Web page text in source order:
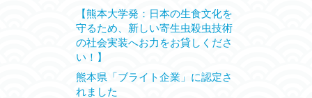
【熊本大学発：日本の生食文化を
守るため、新しい寄生虫殺虫技術
の社会実装へお力をお貸しくださ
い！】
熊本県「ブライト企業」に認定さ
れました